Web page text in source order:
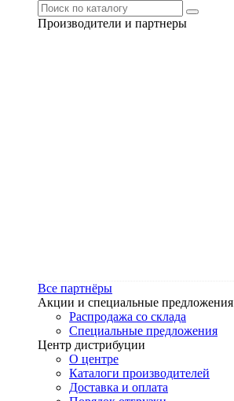
Производители и партнеры
Все партнёры
Акции и специальные предложения
Распродажа со склада
Специальные предложения
Центр дистрибуции
О центре
Каталоги производителей
Доставка и оплата